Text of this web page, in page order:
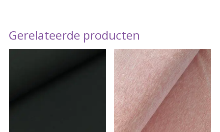
Gerelateerde producten